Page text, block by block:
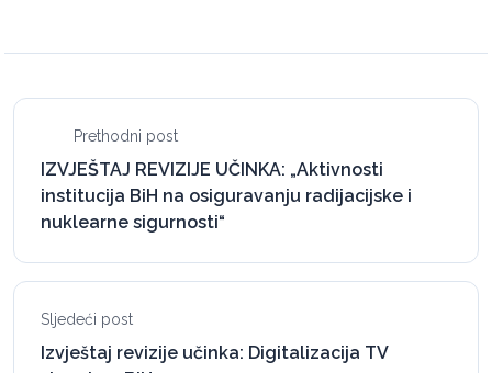
Prethodni post
IZVJEŠTAJ REVIZIJE UČINKA: „Aktivnosti
institucija BiH na osiguravanju radijacijske i
nuklearne sigurnosti“
Sljedeći post
Izvještaj revizije učinka: Digitalizacija TV